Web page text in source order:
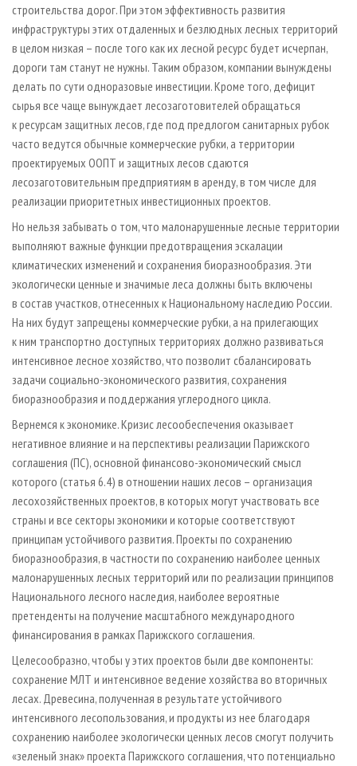
строительства дорог. При этом эффективность развития
инфраструктуры этих отдаленных и безлюдных лесных территорий
в целом низкая – после того как их лесной ресурс будет исчерпан,
дороги там станут не нужны. Таким образом, компании вынуждены
делать по сути одноразовые инвестиции. Кроме того, дефицит
сырья все чаще вынуждает лесозаготовителей обращаться
к ресурсам защитных лесов, где под предлогом санитарных рубок
часто ведутся обычные коммерческие рубки, а территории
проектируемых ООПТ и защитных лесов сдаются
лесозаготовительным предприятиям в аренду, в том числе для
реализации приоритетных инвестиционных проектов.
Но нельзя забывать о том, что малонарушенные лесные территории
выполняют важные функции предотвращения эскалации
климатических изменений и сохранения биоразнообразия. Эти
экологически ценные и значимые леса должны быть включены
в состав участков, отнесенных к Национальному наследию России.
На них будут запрещены коммерческие рубки, а на прилегающих
к ним транспортно доступных территориях должно развиваться
интенсивное лесное хозяйство, что позволит сбалансировать
задачи социально-экономического развития, сохранения
биоразнообразия и поддержания углеродного цикла.
Вернемся к экономике. Кризис лесообеспечения оказывает
негативное влияние и на перспективы реализации Парижского
соглашения (ПС), основной финансово-экономический смысл
которого (статья 6.4) в отношении наших лесов – организация
лесохозяйственных проектов, в которых могут участвовать все
страны и все секторы экономики и которые соответствуют
принципам устойчивого развития. Проекты по сохранению
биоразнообразия, в частности по сохранению наиболее ценных
малонарушенных лесных территорий или по реализации принципов
Национального лесного наследия, наиболее вероятные
претенденты на получение масштабного международного
финансирования в рамках Парижского соглашения.
Целесообразно, чтобы у этих проектов были две компоненты:
сохранение МЛТ и интенсивное ведение хозяйства во вторичных
лесах. Древесина, полученная в результате устойчивого
интенсивного лесопользования, и продукты из нее благодаря
сохранению наиболее экологически ценных лесов смогут получить
«зеленый знак» проекта Парижского соглашения, что потенциально